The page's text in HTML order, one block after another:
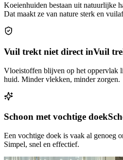
Koeienhuiden bestaan uit natuurlijke
Dat maakt ze van nature sterk en
Vuil trekt niet direct inVuil
Vloeistoffen blijven op het oppervlak
huid. Minder vlekken, minder zorgen.
Schoon met vochtige doek
Een vochtige doek is vaak al genoeg
Simpel, snel en effectief.